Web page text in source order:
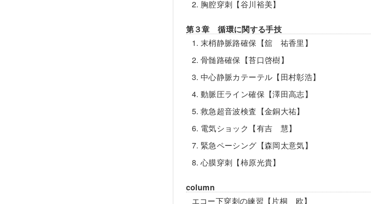
2. 胸腔穿刺【谷川裕美】
第３章 循環に関する手技
1. 末梢静脈路確保【舘 祐香里】
2. 骨髄路確保【苔口啓樹】
3. 中心静脈カテーテル【田村彰浩】
4. 動脈圧ライン確保【澤田高志】
5. 救急超音波検査【金銅大祐】
6. 電気ショック【有吉 慧】
7. 緊急ペーシング【森岡太意気】
8. 心膜穿刺【柿原光貴】
column
エコー下穿刺の練習【片桐 欧】